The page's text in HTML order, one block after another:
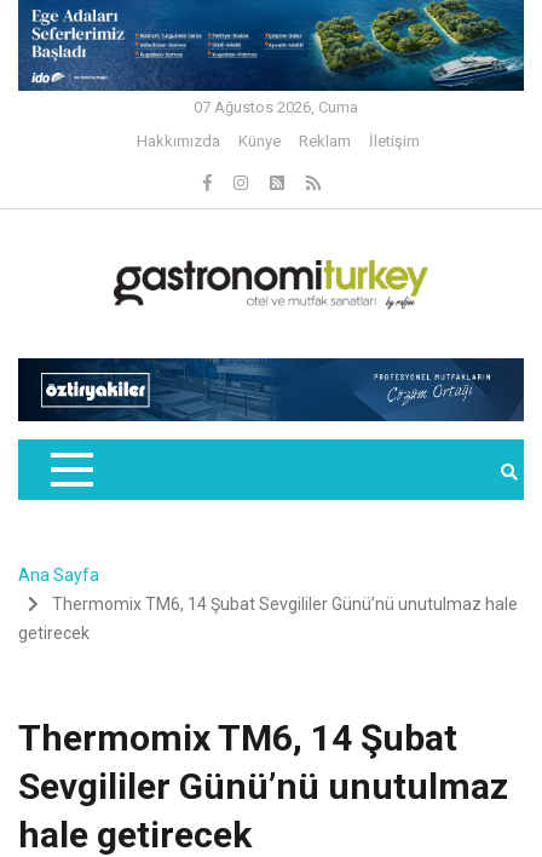
07 Ağustos 2026, Cuma
Hakkımızda
Künye Reklam İletişim
Ana Sayfa
Thermomix TM6, 14 Şubat Sevgililer Günü’nü unutulmaz hale
getirecek
Thermomix TM6, 14 Şubat
Sevgililer Günü’nü unutulmaz
hale getirecek